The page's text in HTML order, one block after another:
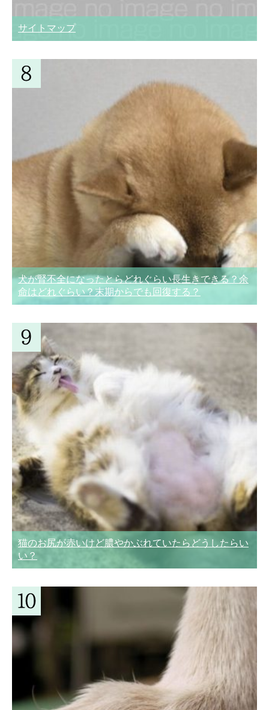
サイトマップ
犬が腎不全になったとらどれぐらい長生きできる？余
命はどれぐらい？末期からでも回復する？
猫のお尻が赤いけど膿やかぶれていたらどうしたらい
い？